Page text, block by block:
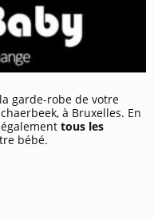
garde-robe de votre
à Bruxelles. En
tous les
bébé.